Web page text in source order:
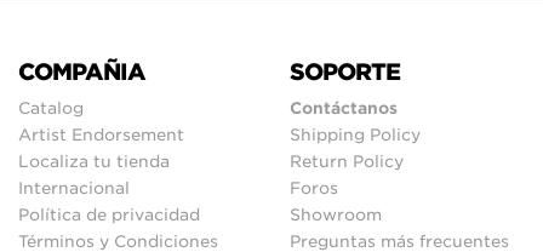
COMPAÑIA
Catalog
Artist Endorsement
Localiza tu tienda
Internacional
Política de privacidad
Términos y Condiciones
SOPORTE
Contáctanos
Shipping Policy
Return Policy
Foros
Showroom
Preguntas más frecuentes